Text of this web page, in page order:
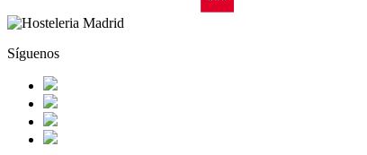
Síguenos